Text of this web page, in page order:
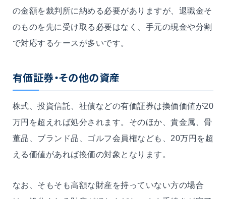
の金額を裁判所に納める必要がありますが、退職金そ
のものを先に受け取る必要はなく、手元の現金や分割
で対応するケースが多いです。
有価証券・その他の資産
株式、投資信託、社債などの有価証券は換価価値が20
万円を超えれば処分されます。そのほか、貴金属、骨
董品、ブランド品、ゴルフ会員権なども、20万円を超
える価値があれば換価の対象となります。
なお、そもそも高額な財産を持っていない方の場合